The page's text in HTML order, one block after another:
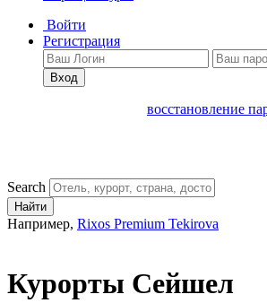
Войти
Регистрация
Вход
восстановление
Search
Найти
Например, Rixos Premium Tekirova
Курорты Сейшел